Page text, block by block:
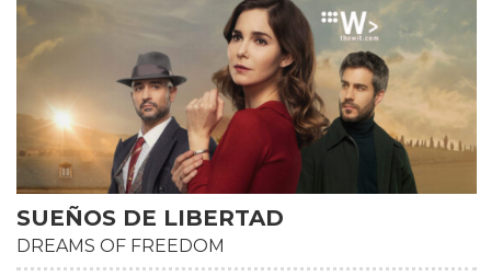
SUEÑOS DE LIBERTAD
DREAMS OF FREEDOM